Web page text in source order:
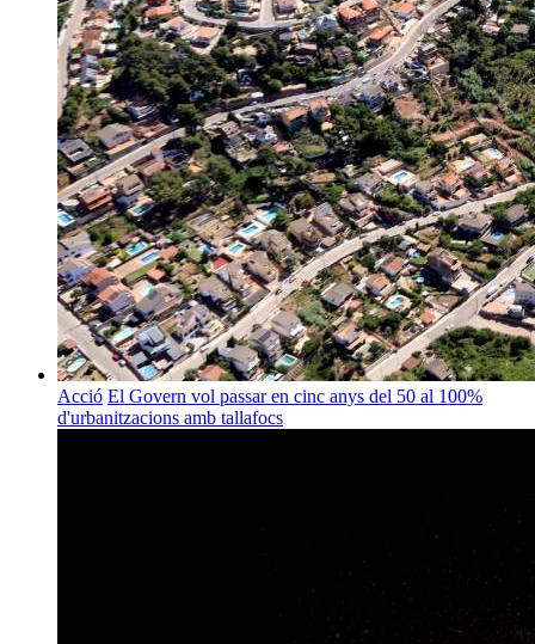
Acció El Govern vol passar en cinc anys del 50 al 100%
d'urbanitzacions amb tallafocs